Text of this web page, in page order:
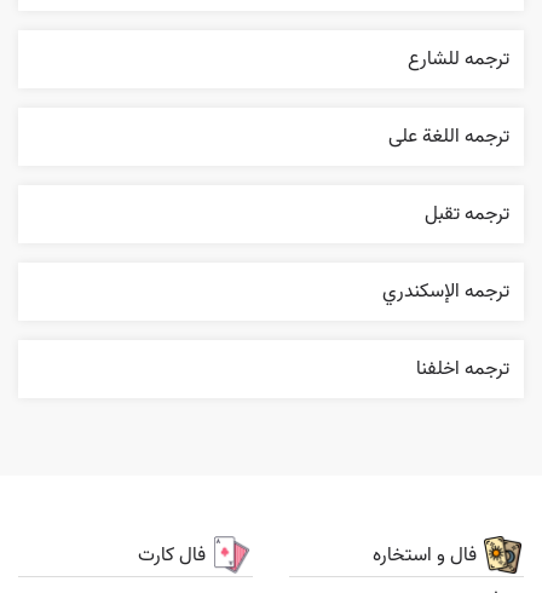
ترجمه للشارع
ترجمه اللغة علی
ترجمه تقبل
ترجمه الإسکندري
ترجمه اخلفنا
فال و استخاره فال کارت